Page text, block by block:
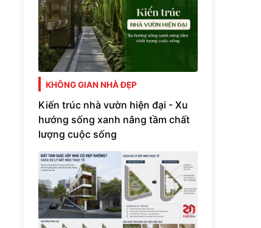
KHÔNG GIAN NHÀ ĐẸP
Kiến trúc nhà vườn hiện đại - Xu
hướng sống xanh nâng tầm chất
lượng cuộc sống